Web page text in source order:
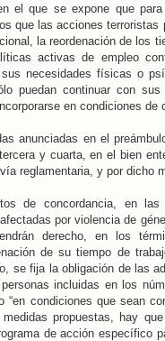
el que se expone que
que las acciones terroristas
la reordenación de los
activas de empleo
necesidades físicas o
puedan continuar con
en condiciones de
anunciadas en el
y cuarta, en el bien
reglamentaria, y por dicho
de concordancia, en
por violencia de
derecho, en los
de su tiempo de
se fija la obligación de las
incluidas en los
“en condiciones que sean
propuestas, hay
de acción específico